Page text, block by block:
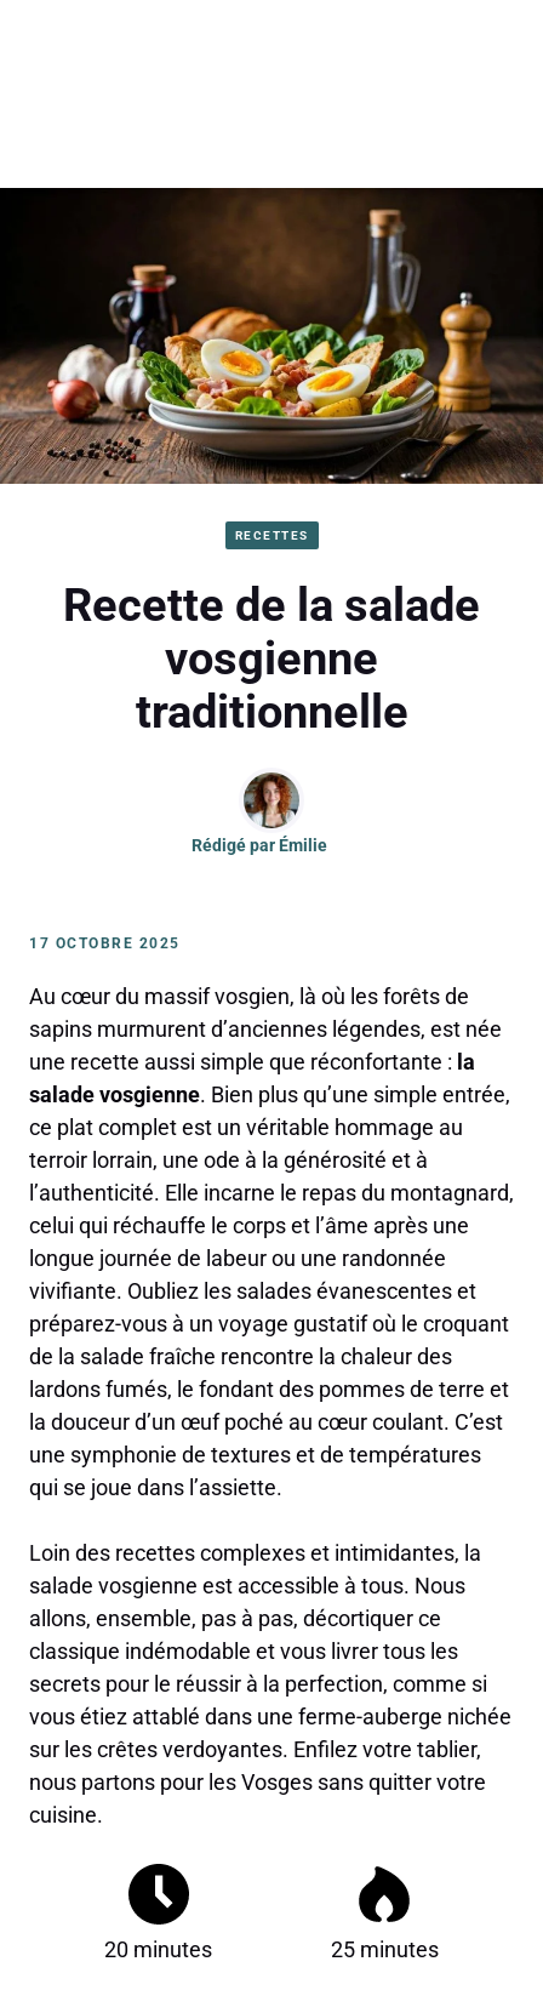
RECETTES
Recette de la salade
vosgienne
traditionnelle
Rédigé par Émilie
17 OCTOBRE 2025
Au cœur du massif vosgien, là où les forêts de
sapins murmurent d’anciennes légendes, est née
une recette aussi simple que réconfortante : la
salade vosgienne. Bien plus qu’une simple entrée,
ce plat complet est un véritable hommage au
terroir lorrain, une ode à la générosité et à
l’authenticité. Elle incarne le repas du montagnard,
celui qui réchauffe le corps et l’âme après une
longue journée de labeur ou une randonnée
vivifiante. Oubliez les salades évanescentes et
préparez-vous à un voyage gustatif où le croquant
de la salade fraîche rencontre la chaleur des
lardons fumés, le fondant des pommes de terre et
la douceur d’un œuf poché au cœur coulant. C’est
une symphonie de textures et de températures
qui se joue dans l’assiette.
Loin des recettes complexes et intimidantes, la
salade vosgienne est accessible à tous. Nous
allons, ensemble, pas à pas, décortiquer ce
classique indémodable et vous livrer tous les
secrets pour le réussir à la perfection, comme si
vous étiez attablé dans une ferme-auberge nichée
sur les crêtes verdoyantes. Enfilez votre tablier,
nous partons pour les Vosges sans quitter votre
cuisine.
20 minutes 25 minutes